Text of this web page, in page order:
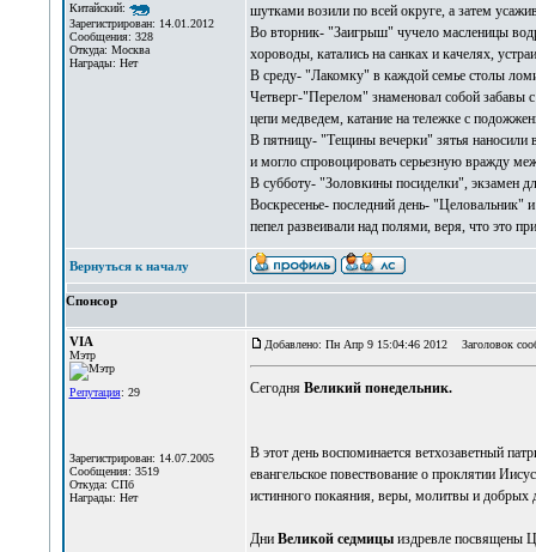
Китайский:
Зарегистрирован: 14.01.2012
Сообщения: 328
Откуда: Москва
Награды: Нет
шутками возили по всей округе, а затем
Во вторник- "Заигрыш" чучело масленицы
хороводы, катались на санках и качелях,
В среду- "Лакомку" в каждой семье столы
Четверг-"Перелом" знаменовал собой забавы
цепи медведем, катание на тележке с
В пятницу- "Тещины вечерки" зятья наносили
и могло спровоцировать серьезную вражду
В субботу- "Золовкины посиделки", экзамен
Воскресенье- последний день-
пепел развеивали над полями, веря, что это
Вернуться к началу
Спонсор
VIA
Мэтр
Репутация: 29
Зарегистрирован: 14.07.2005
Сообщения: 3519
Откуда: СПб
Награды: Нет
Добавлено: Пн Апр 9 15:04:46 2012 Заголовок
Сегодня Великий понедельник.
В этот день воспоминается ветхозаветный
евангельское повествование о проклятии
истинного покаяния, веры, молитвы и добрых
Дни Великой седмицы издревле посвящены